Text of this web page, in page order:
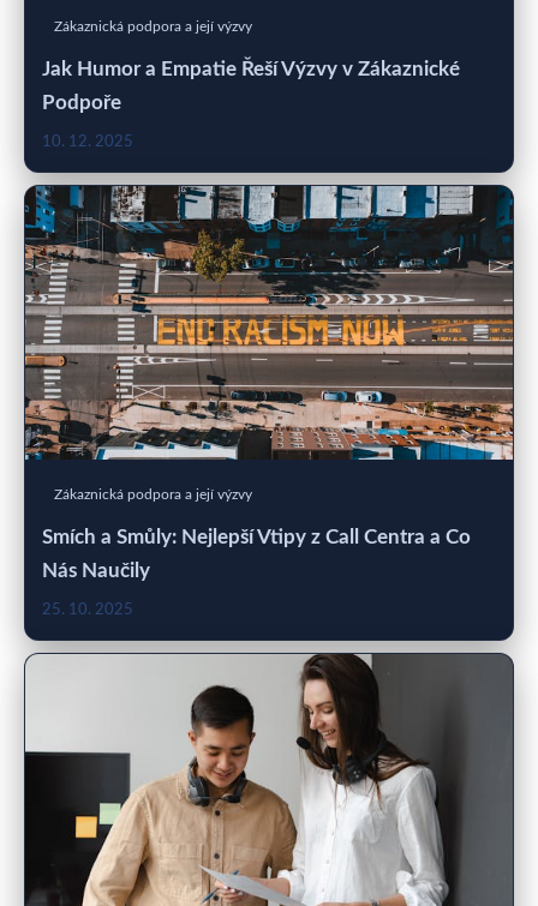
Zákaznická podpora a její výzvy
Jak Humor a Empatie Řeší Výzvy v Zákaznické
Podpoře
10. 12. 2025
Zákaznická podpora a její výzvy
Smích a Smůly: Nejlepší Vtipy z Call Centra a Co
Nás Naučily
25. 10. 2025